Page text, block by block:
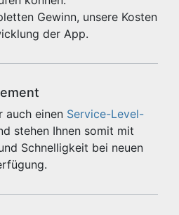
Gewinn, unsere Kosten
der App.
auch einen Service-Level-
stehen Ihnen somit mit
Schnelligkeit bei neuen